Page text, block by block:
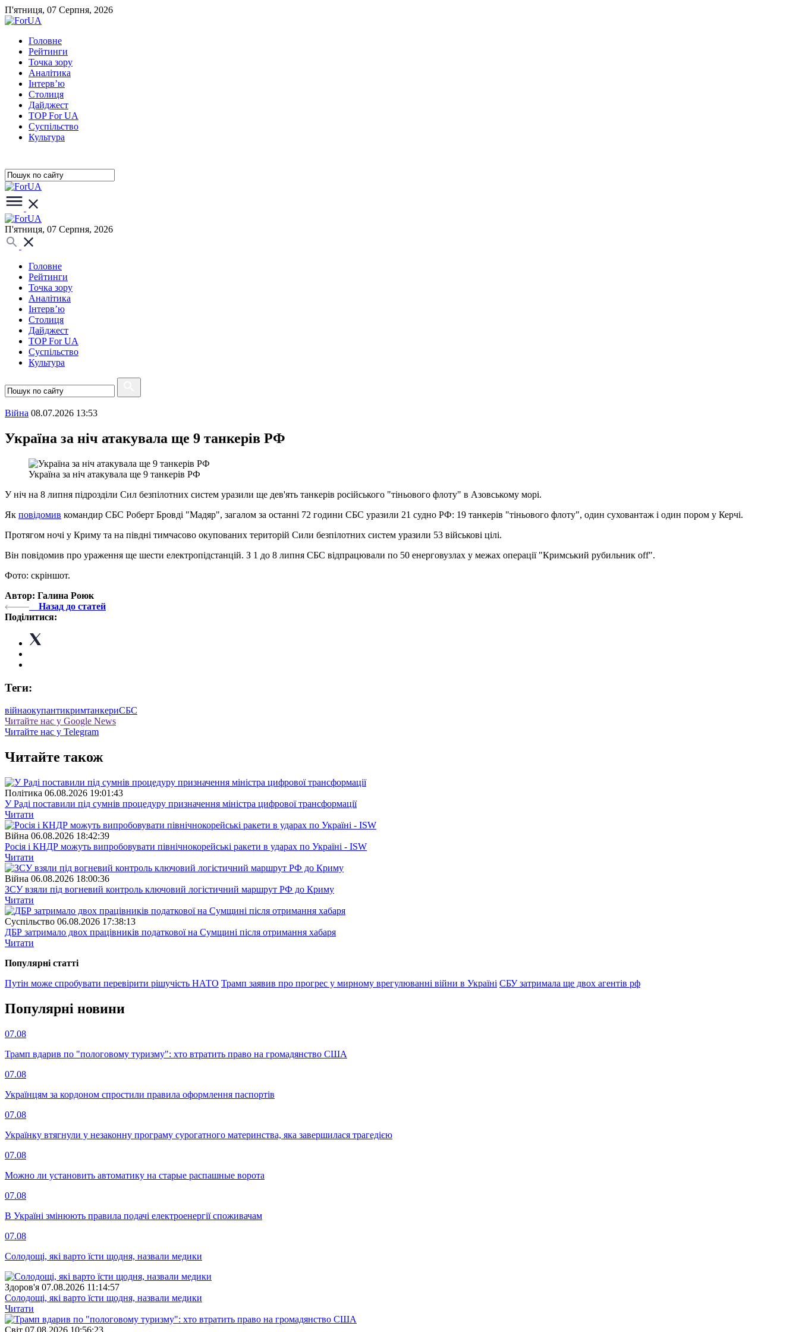
П'ятниця, 07 Серпня, 2026
Головне
Рейтинги
Точка зору
Аналітика
Інтерв’ю
Столиця
Дайджест
TOP For UA
Суспiльство
Культура
П'ятниця, 07 Серпня, 2026
Головне
Рейтинги
Точка зору
Аналітика
Інтерв’ю
Столиця
Дайджест
TOP For UA
Суспiльство
Культура
Війна 08.07.2026 13:53
Україна за ніч атакувала ще 9 танкерів РФ
Україна за ніч атакувала ще 9 танкерів РФ
У ніч на 8 липня підрозділи Сил безпілотних систем уразили ще дев'ять танкерів російського "тіньового флоту" в Азовському морі.
Як повідомив командир СБС Роберт Бровді "Мадяр", загалом за останні 72 години СБС уразили 21 судно РФ: 19 танкерів "тіньового флоту", один суховантаж і один пором у Керчі.
Протягом ночі у Криму та на півдні тимчасово окупованих територій Сили безпілотних систем уразили 53 військові цілі.
Він повідомив про ураження ще шести електропідстанцій. З 1 до 8 липня СБС відпрацювали по 50 енерговузлах у межах операції "Кримський рубильник off".
Фото: скріншот.
Автор: Галина Роюк
Назад до статей
Поділитися:
Теги:
війнаокупантикримтанкериСБС
Читайте нас у Google News
Читайте нас у Telegram
Читайте також
Полiтика 06.08.2026 19:01:43
У Раді поставили під сумнів процедуру призначення міністра цифрової трансформації
Читати
Війна 06.08.2026 18:42:39
Росія і КНДР можуть випробовувати північнокорейські ракети в ударах по Україні - ISW
Читати
Війна 06.08.2026 18:00:36
ЗСУ взяли під вогневий контроль ключовий логістичний маршрут РФ до Криму
Читати
Суспiльство 06.08.2026 17:38:13
ДБР затримало двох працівників податкової на Сумщині після отримання хабаря
Читати
Популярнi статтi
Путін може спробувати перевірити рішучість НАТО Трамп заявив про прогрес у мирному врегулюванні війни в Україні СБУ затримала ще двох агентів рф
Популярнi новини
07.08
Трамп вдарив по "пологовому туризму": хто втратить право на громадянство США
07.08
Українцям за кордоном спростили правила оформлення паспортів
07.08
Українку втягнули у незаконну програму сурогатного материнства, яка завершилася трагедією
07.08
Можно ли установить автоматику на старые распашные ворота
07.08
В Україні змінюють правила подачі електроенергії споживачам
07.08
Солодощі, які варто їсти щодня, назвали медики
Здоров'я 07.08.2026 11:14:57
Солодощі, які варто їсти щодня, назвали медики
Читати
Свiт 07.08.2026 10:56:23